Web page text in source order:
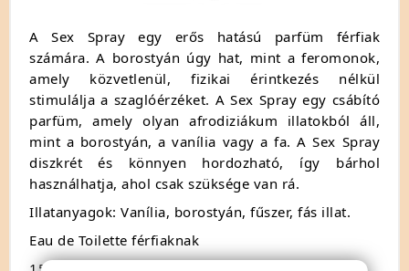
A Sex Spray egy erős hatású parfüm férfiak
számára. A borostyán úgy hat, mint a feromonok,
amely közvetlenül, fizikai érintkezés nélkül
stimulálja a szaglóérzéket. A Sex Spray egy csábító
parfüm, amely olyan afrodiziákum illatokból áll,
mint a borostyán, a vanília vagy a fa. A Sex Spray
diszkrét és könnyen hordozható, így bárhol
használhatja, ahol csak szüksége van rá.
Illatanyagok: Vanília, borostyán, fűszer, fás illat.
Eau de Toilette férfiaknak